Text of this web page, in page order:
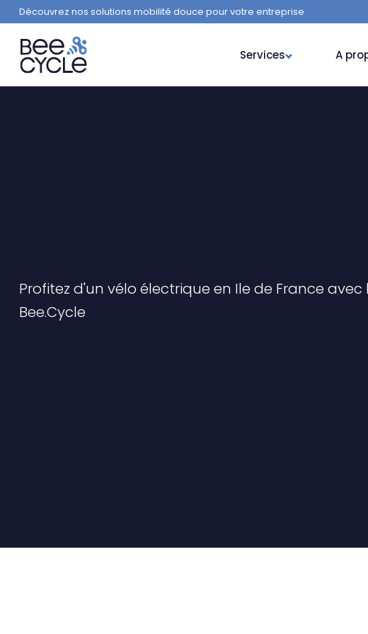
Découvrez nos solutions mobilité douce pour votre entreprise
Services A
Profitez d'un vélo électrique en Ile de France
Bee.Cycle